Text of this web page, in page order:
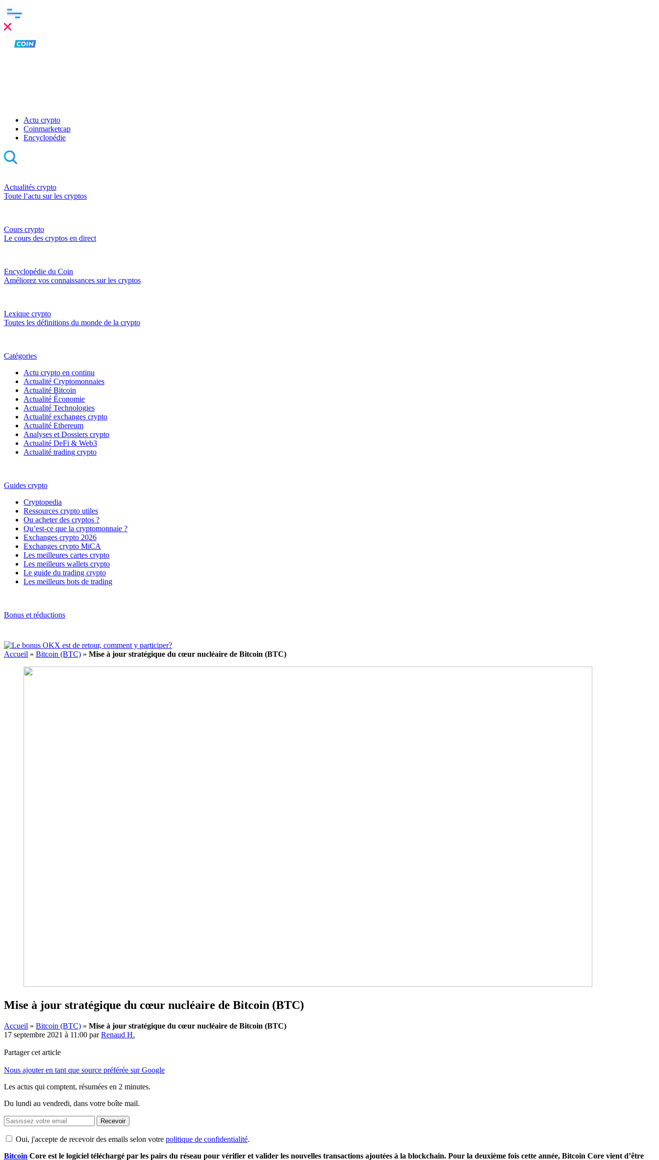
Actu crypto
Coinmarketcap
Encyclopédie
Actualités crypto
Toute l’actu sur les cryptos
Cours crypto
Le cours des cryptos en direct
Encyclopédie du Coin
Améliorez vos connaissances sur les cryptos
Lexique crypto
Toutes les définitions du monde de la crypto
Catégories
Actu crypto en continu
Actualité Cryptomonnaies
Actualité Bitcoin
Actualité Économie
Actualité Technologies
Actualité exchanges crypto
Actualité Ethereum
Analyses et Dossiers crypto
Actualité DeFi & Web3
Actualité trading crypto
Guides crypto
Cryptopedia
Ressources crypto utiles
Ou acheter des cryptos ?
Qu’est-ce que la cryptomonnaie ?
Exchanges crypto 2026
Exchanges crypto MiCA
Les meilleures cartes crypto
Les meilleurs wallets crypto
Le guide du trading crypto
Les meilleurs bots de trading
Bonus et réductions
Accueil » Bitcoin (BTC) » Mise à jour stratégique du cœur nucléaire de Bitcoin (BTC)
Mise à jour stratégique du cœur nucléaire de Bitcoin (BTC)
Accueil » Bitcoin (BTC) » Mise à jour stratégique du cœur nucléaire de Bitcoin (BTC)
17 septembre 2021 à 11:00 parRenaud H.
Partager cet article
Nous ajouter en tant que source préférée sur Google
Les actus qui comptent, résumées en 2 minutes.
Du lundi au vendredi, dans votre boîte mail.
Recevoir
Oui, j'accepte de recevoir des emails selon votre politique de confidentialité.
Bitcoin Core est le logiciel téléchargé par les pairs du réseau pour vérifier et valider les nouvelles transactions ajoutées à la blockchain. Pour la deuxième fois cette année, Bitcoin Core vient d’être